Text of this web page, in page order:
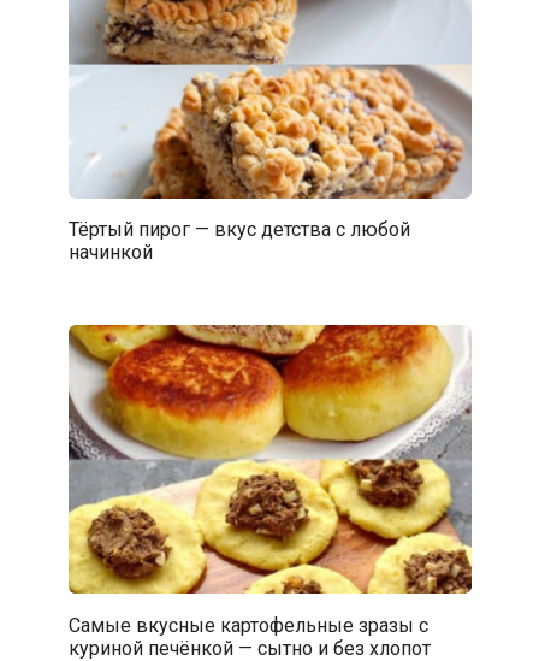
Тёртый пирог — вкус детства с любой
начинкой
Самые вкусные картофельные зразы с
куриной печёнкой — сытно и без хлопот